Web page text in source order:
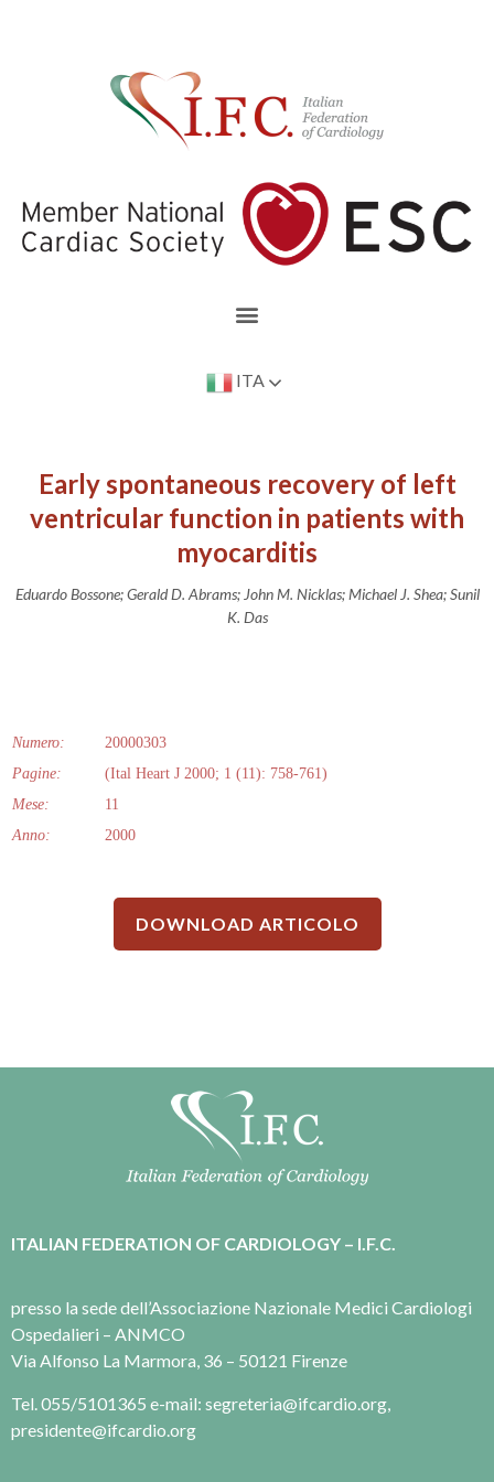
ITA
Early spontaneous recovery of left
ventricular function in patients with
myocarditis
Eduardo Bossone; Gerald D. Abrams; John M. Nicklas; Michael J. Shea; Sunil
K. Das
Numero:
20000303
Pagine:
(Ital Heart J 2000; 1 (11): 758-761)
Mese:
11
Anno:
2000
DOWNLOAD ARTICOLO
ITALIAN FEDERATION OF CARDIOLOGY – I.F.C.
presso la sede dell’Associazione Nazionale Medici Cardiologi
Ospedalieri – ANMCO
Via Alfonso La Marmora, 36 – 50121 Firenze
Tel. 055/5101365 e-mail: segreteria@ifcardio.org,
presidente@ifcardio.org